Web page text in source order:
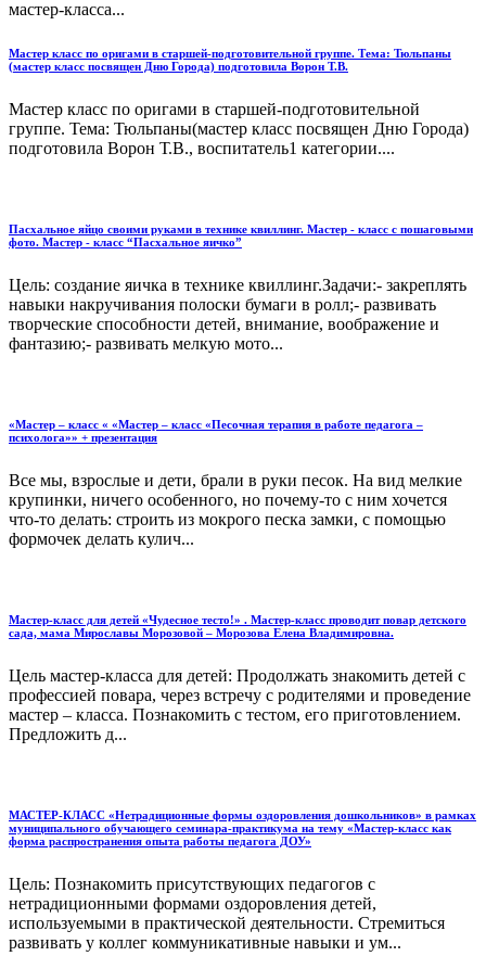
мастер-класса...
Мастер класс по оригами в старшей-подготовительной группе. Тема: Тюльпаны
(мастер класс посвящен Дню Города) подготовила Ворон Т.В.
Мастер класс по оригами в старшей-подготовительной
группе. Тема: Тюльпаны(мастер класс посвящен Дню Города)
подготовила Ворон Т.В., воспитатель1 категории....
Пасхальное яйцо своими руками в технике квиллинг. Мастер - класс с пошаговыми
фото. Мастер - класс “Пасхальное яичко”
Цель: создание яичка в технике квиллинг.Задачи:- закреплять
навыки накручивания полоски бумаги в ролл;- развивать
творческие способности детей, внимание, воображение и
фантазию;- развивать мелкую мото...
«Мастер – класс « «Мастер – класс «Песочная терапия в работе педагога –
психолога»» + презентация
Все мы, взрослые и дети, брали в руки песок. На вид мелкие
крупинки, ничего особенного, но почему-то с ним хочется
что-то делать: строить из мокрого песка замки, с помощью
формочек делать кулич...
Мастер-класс для детей «Чудесное тесто!» . Мастер-класс проводит повар детского
сада, мама Мирославы Морозовой – Морозова Елена Владимировна.
Цель мастер-класса для детей: Продолжать знакомить детей с
профессией повара, через встречу с родителями и проведение
мастер – класса. Познакомить с тестом, его приготовлением.
Предложить д...
МАСТЕР-КЛАСС «Нетрадиционные формы оздоровления дошкольников» в рамках
муниципального обучающего семинара-практикума на тему «Мастер-класс как
форма распространения опыта работы педагога ДОУ»
Цель: Познакомить присутствующих педагогов с
нетрадиционными формами оздоровления детей,
используемыми в практической деятельности. Стремиться
развивать у коллег коммуникативные навыки и ум...